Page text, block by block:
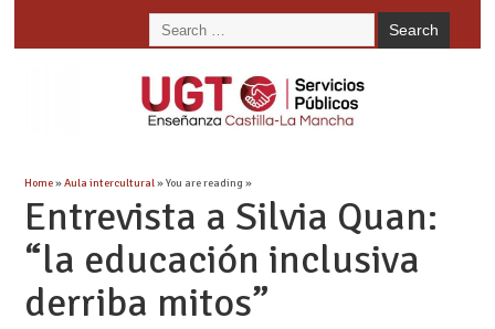
Home»Aula intercultural» You are reading »
Entrevista a Silvia Quan:
“la educación inclusiva
derriba mitos”